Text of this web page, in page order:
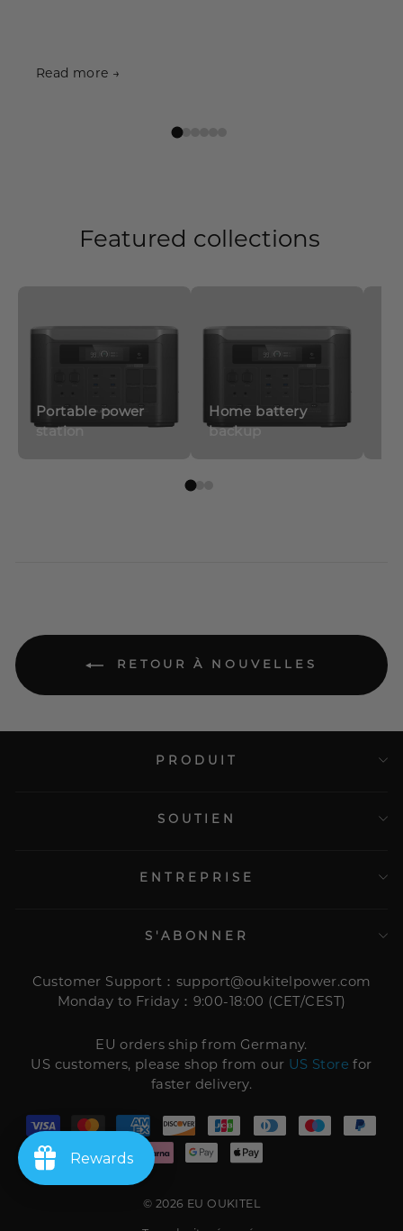
Read more →
Featured collections
Portable power
station
Home battery
backup
RETOUR À NOUVELLES
PRODUIT
SOUTIEN
ENTREPRISE
S'ABONNER
Customer Support：support@oukitelpower.com
Monday to Friday：9:00-18:00 (CET/CEST)
EU orders ship from Germany.
US customers, please shop from our US Store for
faster delivery.
© 2026 EU OUKITEL
Rewards